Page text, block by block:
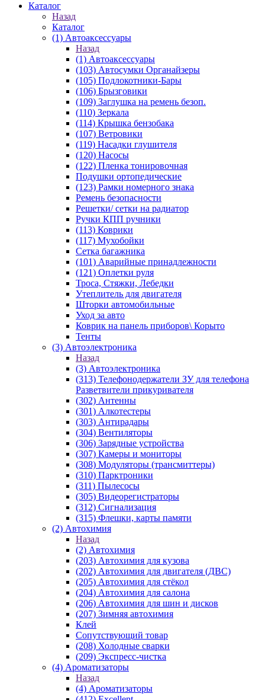
Каталог
Назад
Каталог
(1) Автоаксессуары
Назад
(1) Автоаксессуары
(103) Автосумки Органайзеры
(105) Подлокотники-Бары
(106) Брызговики
(109) Заглушка на ремень безоп.
(110) Зеркала
(114) Крышка бензобака
(107) Ветровики
(119) Насадки глушителя
(120) Насосы
(122) Пленка тонировочная
Подушки ортопедические
(123) Рамки номерного знака
Ремень безопасности
Решетки/ сетки на радиатор
Ручки КПП ручники
(113) Коврики
(117) Мухобойки
Сетка багажника
(101) Аварийные принадлежности
(121) Оплетки руля
Троса, Стяжки, Лебедки
Утеплитель для двигателя
Шторки автомобильные
Уход за авто
Коврик на панель приборов\ Корыто
Тенты
(3) Автоэлектроника
Назад
(3) Автоэлектроника
(313) Телефонодержатели ЗУ для телефона
Разветвители прикуривателя
(302) Антенны
(301) Алкотестеры
(303) Антирадары
(304) Вентиляторы
(306) Зарядные устройства
(307) Камеры и мониторы
(308) Модуляторы (трансмиттеры)
(310) Парктроники
(311) Пылесосы
(305) Видеорегистраторы
(312) Сигнализация
(315) Флешки, карты памяти
(2) Автохимия
Назад
(2) Автохимия
(203) Автохимия для кузова
(202) Автохимия для двигателя (ДВС)
(205) Автохимия для стёкол
(204) Автохимия для салона
(206) Автохимия для шин и дисков
(207) Зимняя автохимия
Клей
Сопутствующий товар
(208) Холодные сварки
(209) Экспреcс-чистка
(4) Ароматизаторы
Назад
(4) Ароматизаторы